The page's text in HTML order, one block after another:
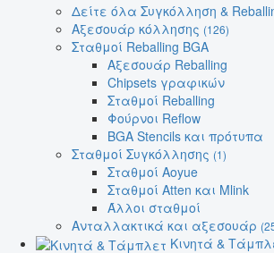
Δείτε όλα Συγκόλληση &
Αξεσουάρ κόλλησης (126)
Σταθμοί Reballing BGA
Αξεσουάρ Reballing
Chipsets γραφικών
Σταθμοί Reballing
Φούρνοι Reflow
BGA Stencils και πρότυπα
Σταθμοί Συγκόλλησης (1)
Σταθμοί Aoyue
Σταθμοί Atten και Mlink
Άλλοι σταθμοί
Ανταλλακτικά και αξεσουάρ
Κινητά &